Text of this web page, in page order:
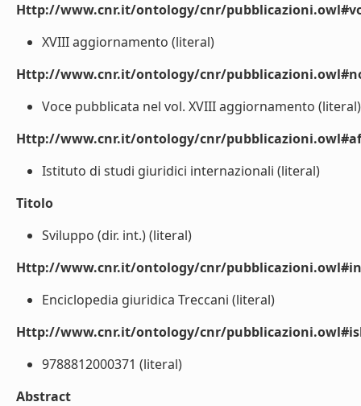
Http://www.cnr.it/ontology/cnr/
XVIII aggiornamento (literal)
Http://www.cnr.it/ontology/cnr/
Voce pubblicata nel vol. XVIII aggiornamento (literal)
Http://www.cnr.it/ontology/cnr/
Istituto di studi giuridici internazionali (literal)
Titolo
Sviluppo (dir. int.) (literal)
Http://www.cnr.it/ontology/cnr/
Enciclopedia giuridica Treccani (literal)
Http://www.cnr.it/ontology/cnr/
9788812000371 (literal)
Abstract